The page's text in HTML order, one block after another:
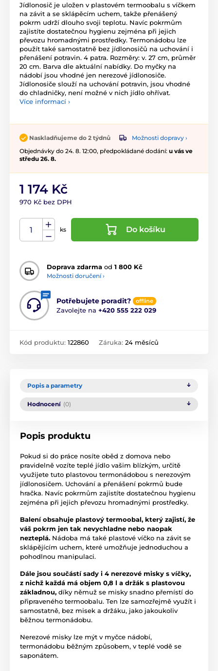
Jídlonosič je uložen v plastovém termoobalu s víčkem
na závit a se sklápěcím uchem, takže přenášený
pokrm udrží dlouho svoji teplotu. Navíc pokrmům
zajistíte dostatečnou hygienu zejména při jejich
převozu hromadnými prostředky. Termonádobu lze
použít také samostatně bez jídlonosičů na uchování i
přenášení potravin. 4 patra. Rozměry: v. 27 cm, průměr
20 cm. Barva dle aktuální nabídky. Do myčky na
nádobí jsou vhodné jen nerezové jídlonosiče.
Jídlonosiče slouží na uchování potravin, jsou vhodné
do chladničky, není možné v nich jídlo ohřívat.
Více informací ›
Naskladňujeme do 2 týdnů
Možnosti dopravy ›
Objednávky do 24. 8. 12:00, předpokládané dodání: u vás ve
středu 26. 8.
1 174 Kč
970 Kč bez DPH
ks Do košíku
Doprava zdarma od 1 800 Kč
Možnosti doručení ›
Potřebujete poradit? offline
Zavolejte na +420 555 222 029
Kód produktu: 122860 Záruka: 24 měsíců
Popis a parametry
Hodnocení (0)
Popis produktu
Pokud si do práce nosíte oběd z domova nebo
pravidelně vozíte teplé jídlo vašim blízkým, určitě
využijete tuto plastovou termonádobou s nerezovým
jídlonosičem. Uchování a přenášení pokrmů bude
hračka. Navíc pokrmům zajistíte dostatečnou hygienu
zejména při jejich převozu hromadnými prostředky.
Balení obsahuje plastový termoobal, který zajistí, že
váš pokrm jen tak nevychladne nebo naopak
nezteplá. Nádoba má také plastové víčko na závit se
sklápějícím uchem, které umožňuje jednoduchou a
pohodlnou manipulaci.
Dále jsou součástí sady i 4 nerezové misky s víčky,
z nichž každá má objem 0,8 l a držák s plastovou
základnou, díky němuž se misky snadno přemístí do
připraveného termoobalu. Ten lze samozřejmě využít i
samostatně, bez misek a držáku, jako jakoukoliv
běžnou termonádobu.
Nerezové misky lze mýt v myčce nádobí,
termonádobu běžným způsobem, v teplé vodě se
saponátem.